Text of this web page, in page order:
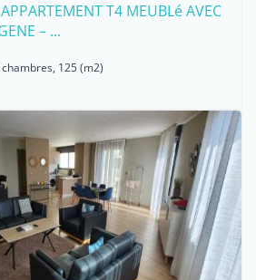
T4 MEUBLé AVEC
– ...
125 (m2)